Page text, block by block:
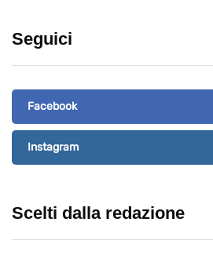
Seguici
Facebook
Instagram
Scelti dalla redazione